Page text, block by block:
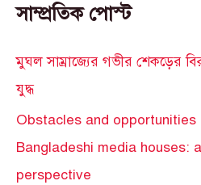
সাম্প্রতিক পোস্ট
মুঘল সাম্রাজ্যের গভীর শেকড়ের
যুদ্ধ
Obstacles and
Bangladeshi media houses:
perspective